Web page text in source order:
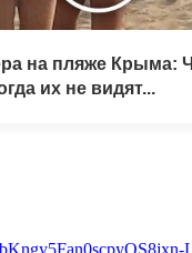
на пляже Крыма:
их не видят...